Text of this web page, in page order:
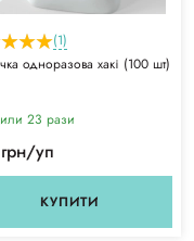
(1)
одноразова хакі (100 шт)
23 рази
уп
КУПИТИ